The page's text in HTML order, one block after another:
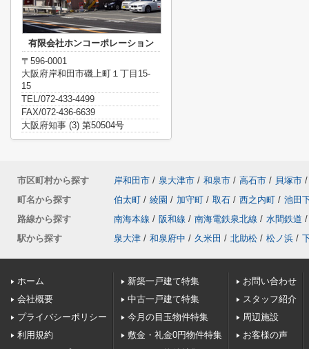
有限会社ホンコーポレーション
〒596-0001
大阪府岸和田市磯上町１丁目15-
15
TEL/072-433-4499
FAX/072-436-6639
大阪府知事 (3) 第50504号
市区町村から探す 岸和田市 / 泉大津市 / 和泉市 / 高石市 / 貝塚市 /
町名から探す
伯太町 / 綾園 / 加守町 / 取石 / 西之内町 / 池田
路線から探す
南海本線 / 阪和線 / 南海電鉄泉北線 / 水間鉄道 /
駅から探す
泉大津 / 和泉府中 / 久米田 / 北助松 / 松ノ浜 /
ホーム
会社概要
プライバシーポリシー
利用規約
新築一戸建て特集
中古一戸建て特集
今月の目玉物件特集
敷金・礼金0円物件特集
お問い合わせ
スタッフ紹介
周辺施設
お客様の声